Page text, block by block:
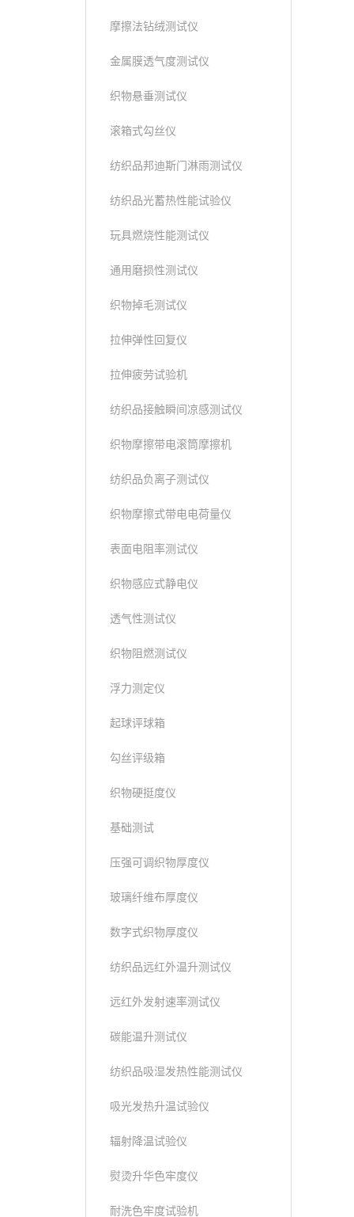
摩擦法钻绒测试仪
金属膜透气度测试仪
织物悬垂测试仪
滚箱式勾丝仪
纺织品邦迪斯门淋雨测试仪
纺织品光蓄热性能试验仪
玩具燃烧性能测试仪
通用磨损性测试仪
织物掉毛测试仪
拉伸弹性回复仪
拉伸疲劳试验机
纺织品接触瞬间凉感测试仪
织物摩擦带电滚筒摩擦机
纺织品负离子测试仪
织物摩擦式带电电荷量仪
表面电阻率测试仪
织物感应式静电仪
透气性测试仪
织物阻燃测试仪
浮力测定仪
起球评球箱
勾丝评级箱
织物硬挺度仪
基础测试
压强可调织物厚度仪
玻璃纤维布厚度仪
数字式织物厚度仪
纺织品远红外温升测试仪
远红外发射速率测试仪
碳能温升测试仪
纺织品吸湿发热性能测试仪
吸光发热升温试验仪
辐射降温试验仪
熨烫升华色牢度仪
耐洗色牢度试验机